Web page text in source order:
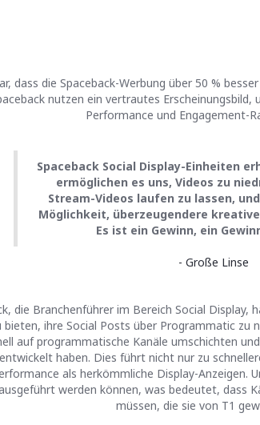
dass die Spaceback-Werbung über 50 %
nutzen ein vertrautes
Performance und Engagement-
Spaceback Social Display-Einheiten
ermöglichen es uns, Videos zu
Stream-Videos laufen zu lassen,
Möglichkeit, überzeugendere
Es ist ein Gewinn, ein
- Große Linse
die Branchenführer im Bereich Social
ihre Social Posts über Programmatic zu
auf programmatische Kanäle umschichten
haben. Dies führt nicht nur zu
als herkömmliche Display-Anzeigen.
werden können, was bedeutet, dass
müssen, die sie von T1